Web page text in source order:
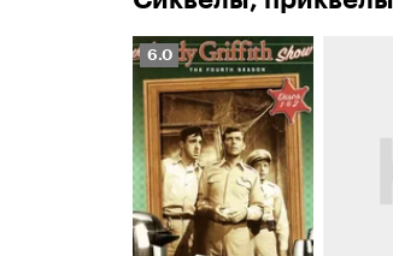
Рейтинг
Кинопоиска
6.0
6.0